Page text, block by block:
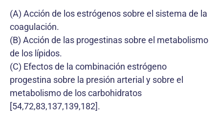
(A) Acción de los estrógenos sobre el sistema de la
coagulación.
(B) Acción de las progestinas sobre el metabolismo
de los lípidos.
(C) Efectos de la combinación estrógeno
progestina sobre la presión arterial y sobre el
metabolismo de los carbohidratos
[54,72,83,137,139,182].